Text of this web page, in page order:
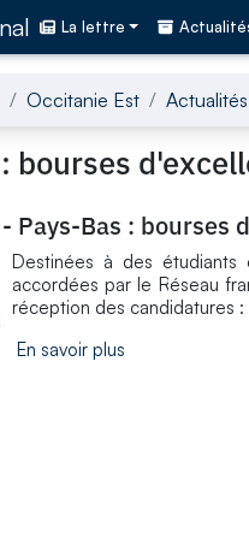
La lettre
Occitanie Est Actualités
bourses
- Pays-Bas : bourses
Destinées à des
accordées par le Réseau
réception des candidatures :
En savoir plus